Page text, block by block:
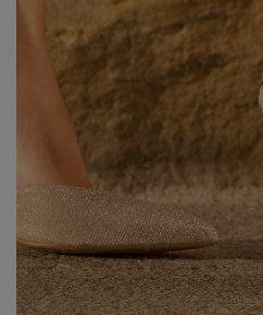
EVERY DAY
BRIDE
CHRISTENING
DATE
CHRISTMAS
NEW YEAR'S EVE
VALENTINE'S DAY
PROM
COMMUNION
Type